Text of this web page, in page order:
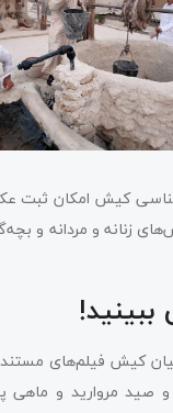
کیش امکان ثبت
زنانه و مردانه و
کیش فیلم‌های
صید مروارید و ماهی